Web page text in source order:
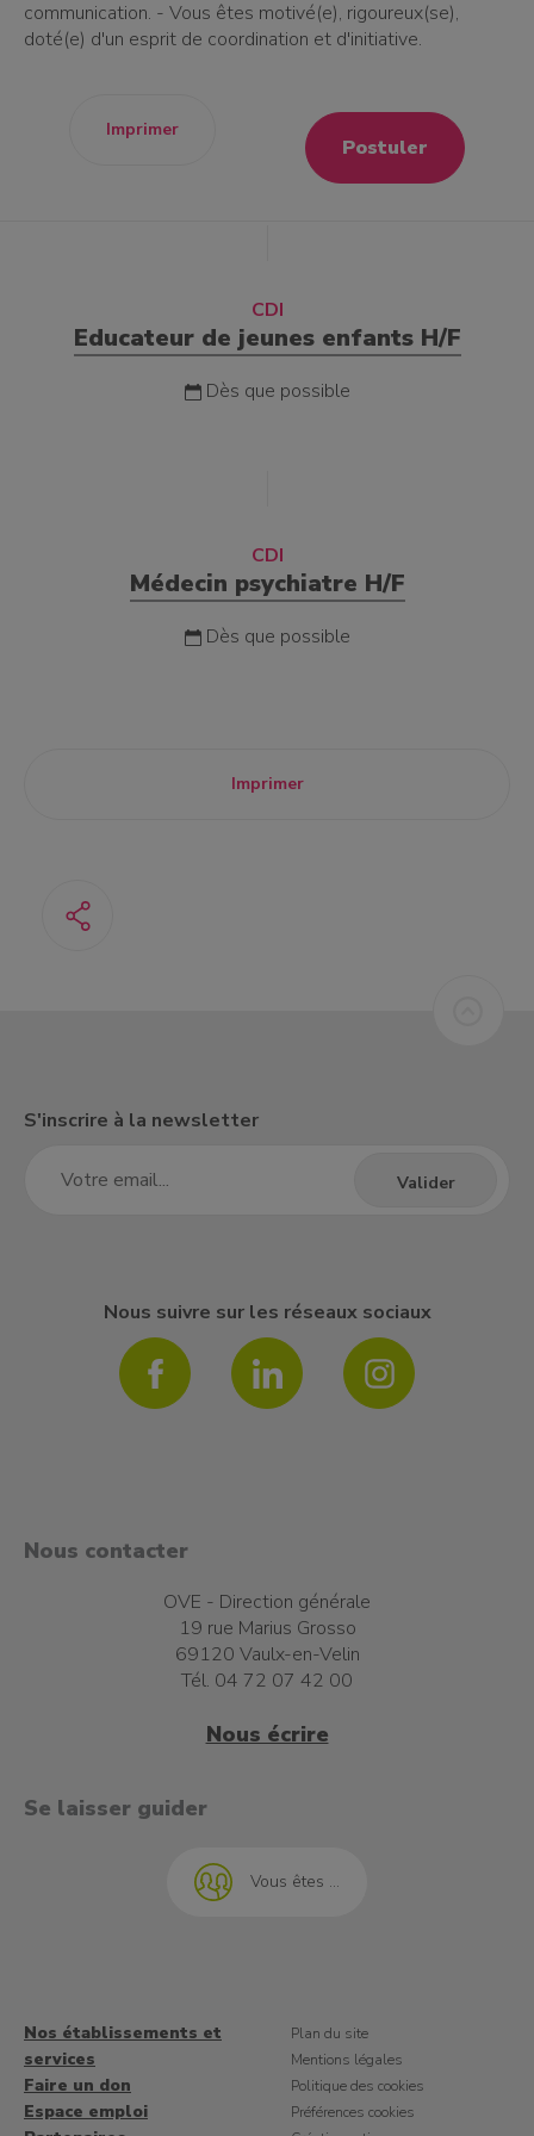
communication. - Vous êtes motivé(e), rigoureux(se),
doté(e) d'un esprit de coordination et d'initiative.
Imprimer
Postuler
CDI
Educateur de jeunes enfants H/F
Dès que possible
CDI
Médecin psychiatre H/F
Dès que possible
Imprimer
S'inscrire à la newsletter
Nous suivre sur les réseaux sociaux
Nous contacter
OVE - Direction générale
19 rue Marius Grosso
69120 Vaulx-en-Velin
Tél. 04 72 07 42 00
Nous écrire
Nos établissements et
services
Faire un don
Espace emploi
Plan du site
Mentions légales
Politique des cookies
Préférences cookies
Se laisser guider
Vous êtes ...